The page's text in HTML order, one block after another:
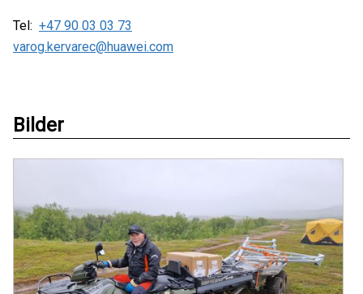
Tel: +47 90 03 03 73
varog.kervarec@huawei.com
Bilder